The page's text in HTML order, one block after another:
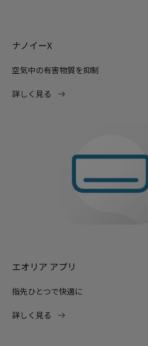
ナノイーX
空気中の有害物質を抑制
詳しく見る
エオリア アプリ
指先ひとつで快適に
詳しく見る